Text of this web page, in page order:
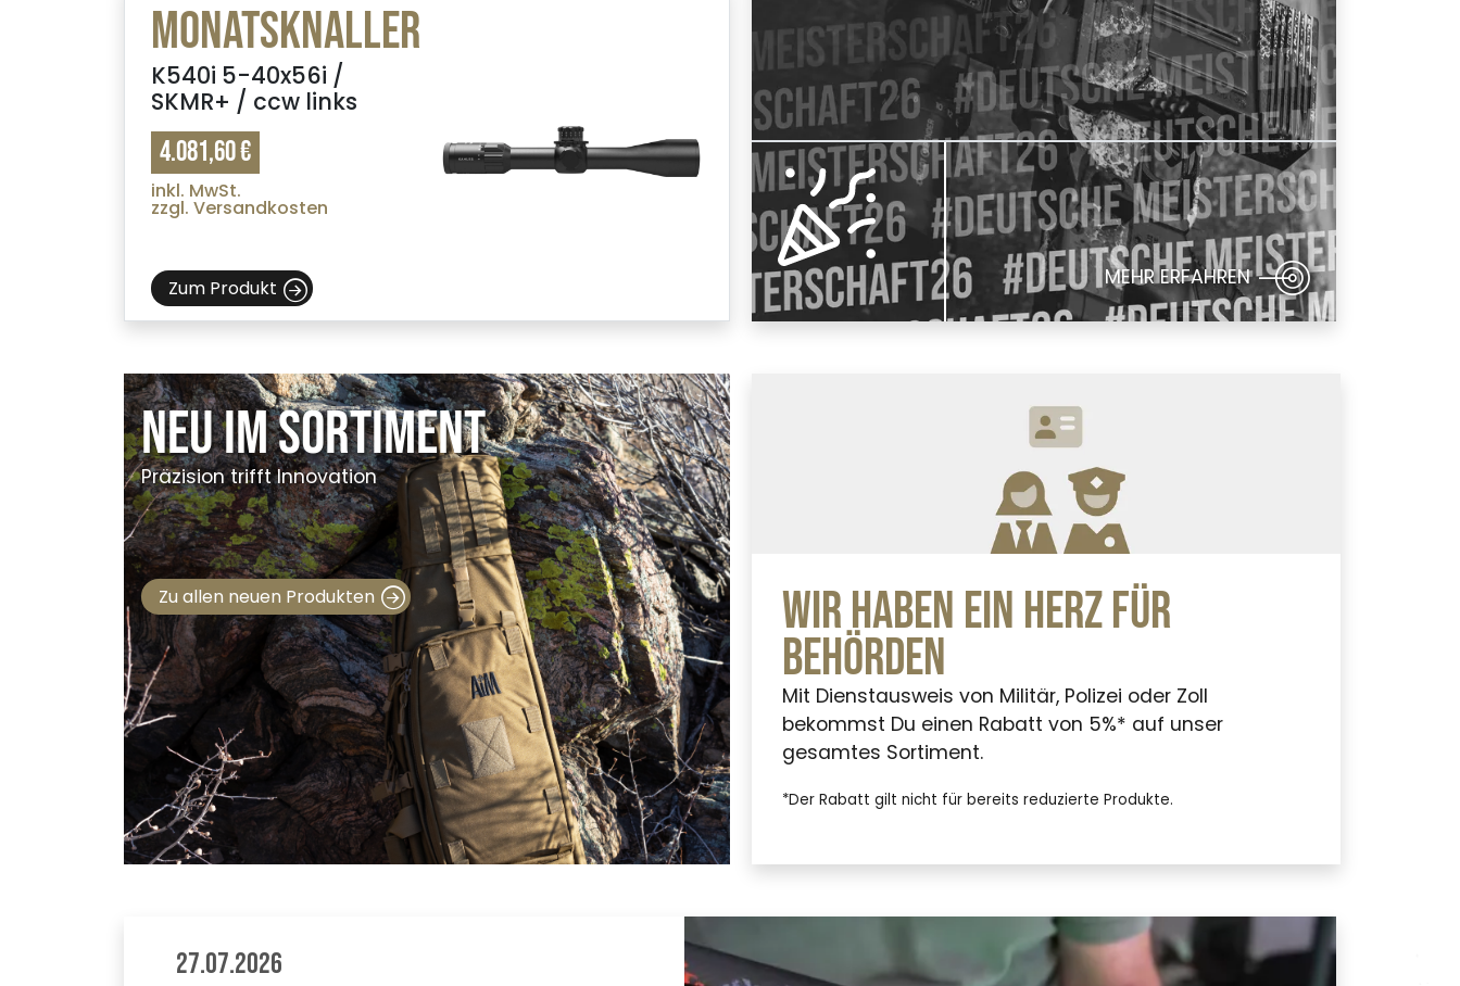
Monatsknaller
K540i 5-40x56i /
SKMR+ / ccw links
4.081,60 €
inkl. MwSt.
zzgl. Versandkosten
Zum Produkt MEHR ERFAHREN
Neu im Sortiment
Präzision trifft Innovation
Zu allen neuen Produkten Wir haben ein Herz für
Behörden
Mit Dienstausweis von Militär, Polizei oder Zoll
bekommst Du einen Rabatt von 5%* auf unser
gesamtes Sortiment.
*Der Rabatt gilt nicht für bereits reduzierte Produkte.
27.07.2026